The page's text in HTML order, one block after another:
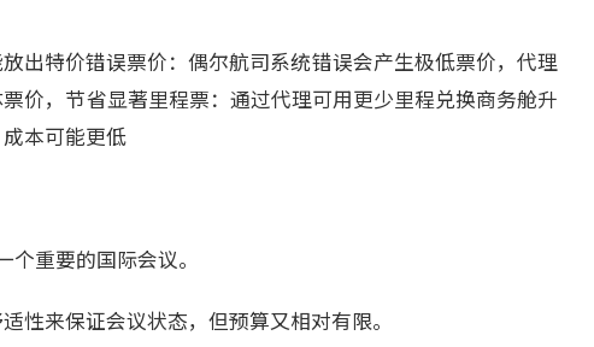
出特价错误票价：偶尔航司系统错误会产生极低票价，代理
价，节省显著里程票：通过代理可用更少里程兑换商务舱升
本可能更低
重要的国际会议。
性来保证会议状态，但预算又相对有限。